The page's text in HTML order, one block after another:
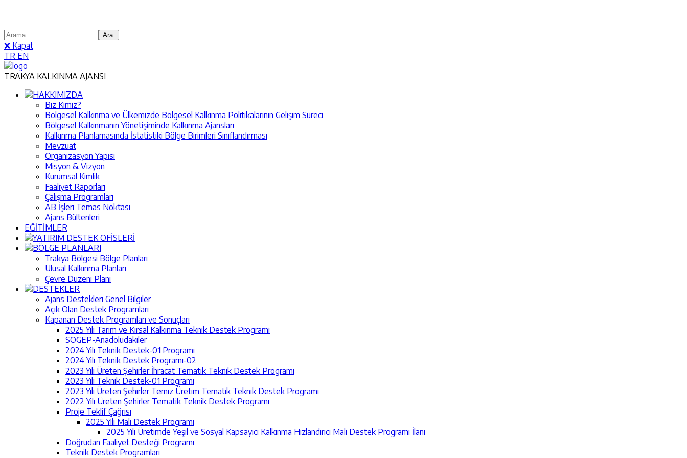
❌ Kapat
TR EN
TRAKYA KALKINMA AJANSI
HAKKIMIZDA
Biz Kimiz?
Bölgesel Kalkınma ve Ülkemizde Bölgesel Kalkınma Politikalarının Gelişim Süreci
Bölgesel Kalkınmanın Yönetişiminde Kalkınma Ajansları
Kalkınma Planlamasında İstatistiki Bölge Birimleri Sınıflandırması
Mevzuat
Organizasyon Yapısı
Misyon & Vizyon
Kurumsal Kimlik
Faaliyet Raporları
Çalışma Programları
AB İşleri Temas Noktası
Ajans Bültenleri
EĞİTİMLER
YATIRIM DESTEK OFİSLERİ
BÖLGE PLANLARI
Trakya Bölgesi Bölge Planları
Ulusal Kalkınma Planları
Çevre Düzeni Planı
DESTEKLER
Ajans Destekleri Genel Bilgiler
Açık Olan Destek Programları
Kapanan Destek Programları ve Sonuçları
2025 Yılı Tarim ve Kırsal Kalkınma Teknik Destek Programı
SOGEP-Anadoludakiler
2024 Yılı Teknik Destek-01 Programı
2024 Yılı Teknik Destek Programı-02
2023 Yılı Üreten Şehirler İhracat Tematik Teknik Destek Programı
2023 Yılı Teknik Destek-01 Programı
2023 Yılı Üreten Şehirler Temiz Üretim Tematik Teknik Destek Programı
2022 Yılı Üreten Şehirler Tematik Teknik Destek Programı
Proje Teklif Çağrısı
2025 Yılı Mali Destek Programı
2025 Yılı Üretimde Yeşil ve Sosyal Kapsayıcı Kalkınma Hızlandırıcı Mali Destek Programı İlanı
Doğrudan Faaliyet Desteği Programı
Teknik Destek Programları